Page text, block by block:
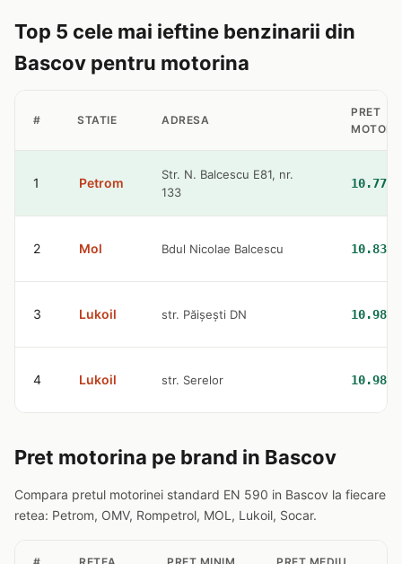
Top 5 cele mai ieftine benzinarii din
Bascov pentru motorina
# STATIE ADRESA
PRET
1 Petrom
Str. N. Balcescu E81, nr.
133
10.77
2 Mol Bdul Nicolae Balcescu 10.83
3 Lukoil str. Păișești DN 10.98
4 Lukoil str. Serelor 10.98
Pret motorina pe brand in Bascov
Compara pretul motorinei standard EN 590 in Bascov la fiecare
retea: Petrom, OMV, Rompetrol, MOL, Lukoil, Socar.